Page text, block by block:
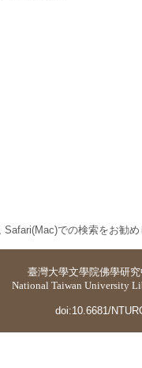
での検索をお勧
臺灣大學文學院佛學研
National Taiwan University
doi:10.6681/